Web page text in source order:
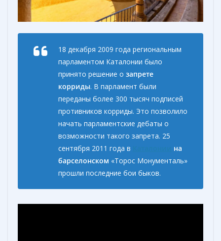
18 декабря 2009 года региональным
парламентом Каталонии было
принято решение о запрете
корриды. В парламент были
переданы более 300 тысяч подписей
противников корриды. Это позволило
начать парламентские дебаты о
возможности такого запрета. 25
сентября 2011 года в
на
барселонском «Торос Монументаль»
прошли последние бои быков.